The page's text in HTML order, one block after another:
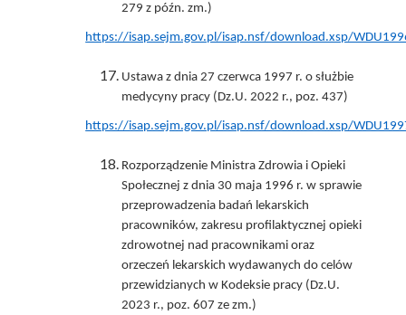
279 z późn. zm.)
https://isap.sejm.gov.pl/isap.nsf/download.xsp/
Ustawa z dnia 27 czerwca 1997 r. o służbie
medycyny pracy (Dz.U. 2022 r., poz. 437)
https://isap.sejm.gov.pl/isap.nsf/download.xsp/
Rozporządzenie Ministra Zdrowia i Opieki
Społecznej z dnia 30 maja 1996 r. w sprawie
przeprowadzenia badań lekarskich
pracowników, zakresu profilaktycznej opieki
zdrowotnej nad pracownikami oraz
orzeczeń lekarskich wydawanych do celów
przewidzianych w Kodeksie pracy (Dz.U.
2023 r., poz. 607 ze zm.)